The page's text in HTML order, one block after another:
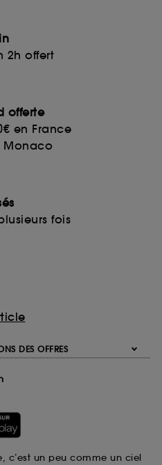
2h offert
offerte
en France
Monaco
fois
DES OFFRES
c’est un peu comme un ciel